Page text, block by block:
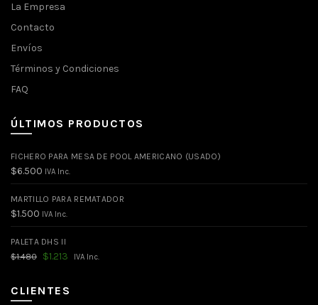
La Empresa
Contacto
Envíos
Términos y Condiciones
FAQ
ÚLTIMOS PRODUCTOS
FICHERO PARA MESA DE POOL AMERICANO (USADO)
$6.500 IVA Inc.
MARTILLO PARA REMATADOR
$1.500 IVA Inc.
PALETA DHS II
$1.480
El
era:
$1.480.
$1.213 El
IVA Inc.
CLIENTES